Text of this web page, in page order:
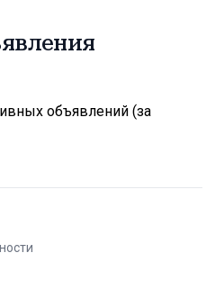
объявлений (за